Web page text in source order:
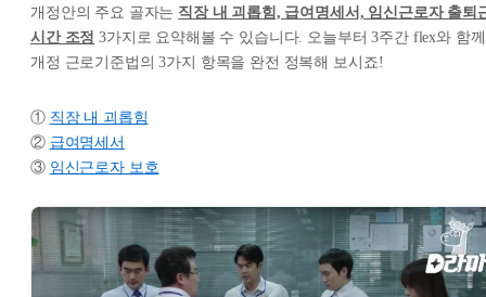
개정안의 주요 골자는 직장 내 괴롭힘, 급여명세서, 임신근로자 출퇴
시간 조정 3가지로 요약해볼 수 있습니다. 오늘부터 3주간 flex와 함께
개정 근로기준법의 3가지 항목을 완전 정복해 보시죠!
① 직장 내 괴롭힘
② 급여명세서
③ 임신근로자 보호